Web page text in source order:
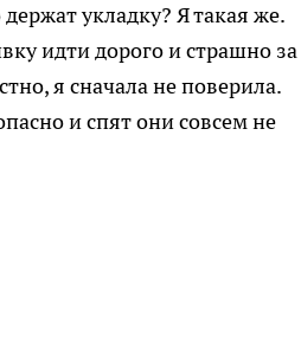
укладку? Я такая же.
идти дорого и страшно за
я сначала не поверила.
и спят они совсем не